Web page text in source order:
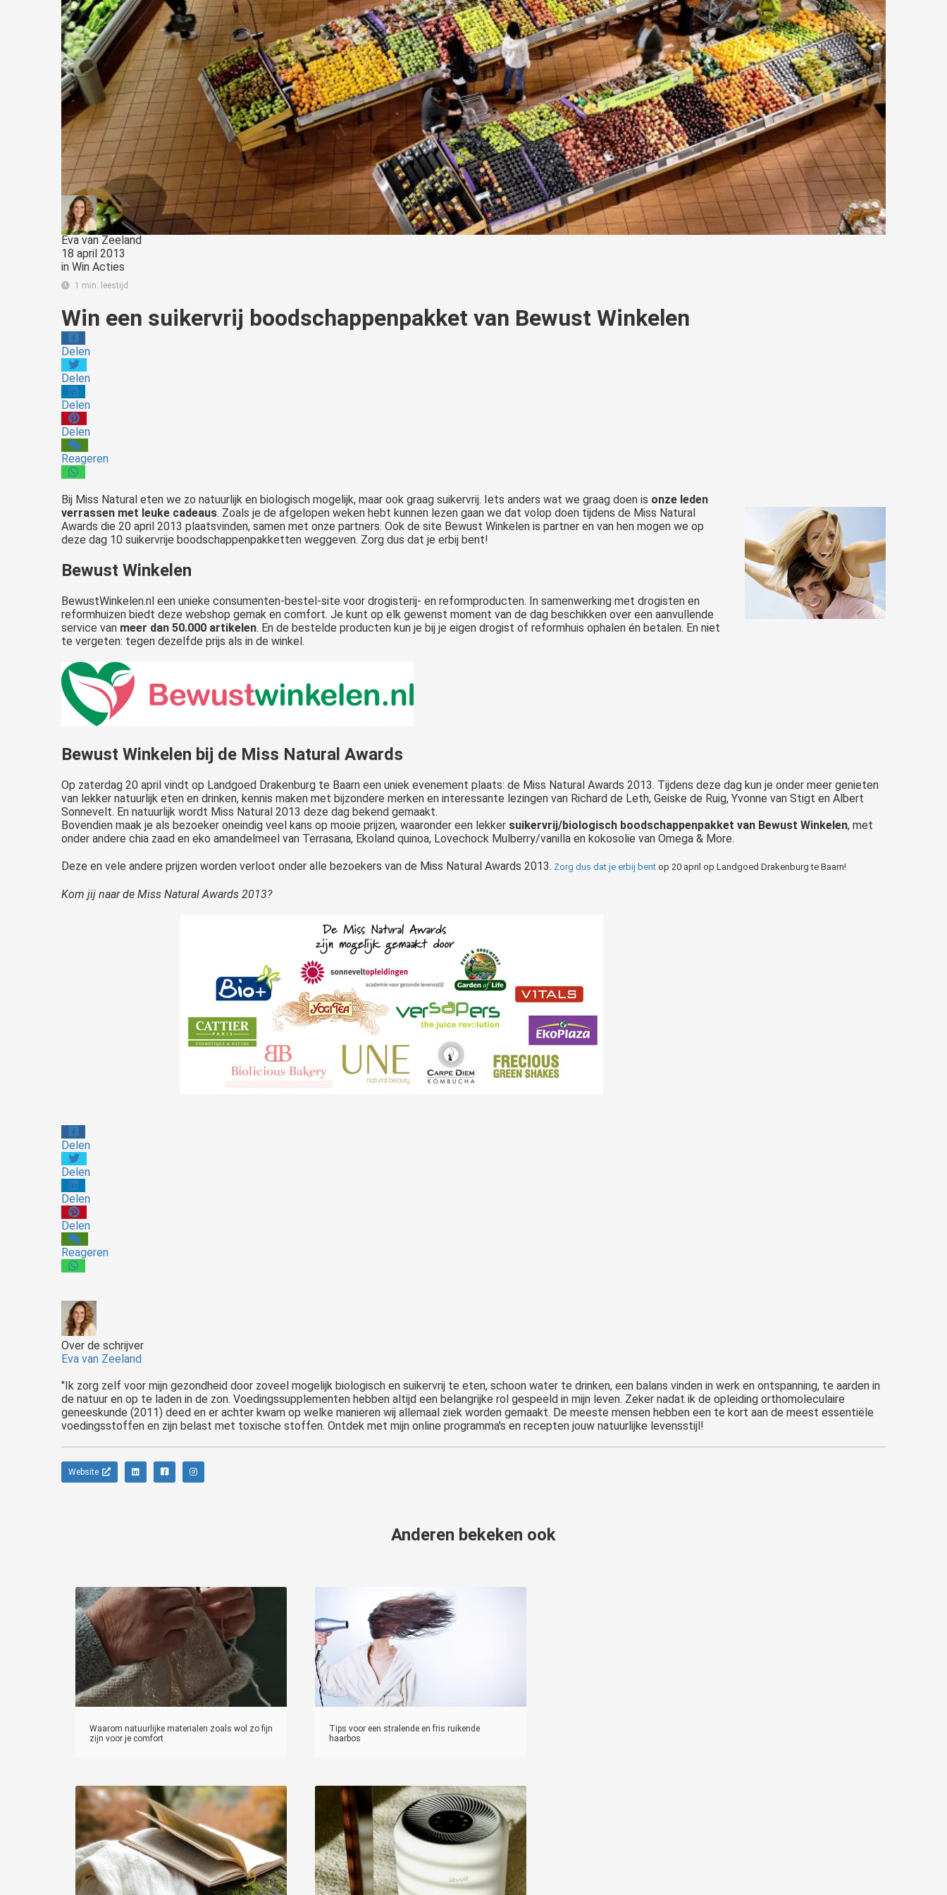
Eva van Zeeland
18 april 2013
in Win Acties
1 min. leestijd
Win een suikervrij boodschappenpakket van Bewust Winkelen
Delen
Delen
Delen
Delen
Reageren
Bij Miss Natural eten we zo natuurlijk en biologisch mogelijk, maar ook graag suikervrij. Iets anders wat we graag doen is onze leden
verrassen met leuke cadeaus. Zoals je de afgelopen weken hebt kunnen lezen gaan we dat volop doen tijdens de Miss Natural
Awards die 20 april 2013 plaatsvinden, samen met onze partners. Ook de site Bewust Winkelen is partner en van hen mogen we op
deze dag 10 suikervrije boodschappenpakketten weggeven. Zorg dus dat je erbij bent!
Bewust Winkelen
BewustWinkelen.nl een unieke consumenten-bestel-site voor drogisterij- en reformproducten. In samenwerking met drogisten en
reformhuizen biedt deze webshop gemak en comfort. Je kunt op elk gewenst moment van de dag beschikken over een aanvullende
service van meer dan 50.000 artikelen. En de bestelde producten kun je bij je eigen drogist of reformhuis ophalen én betalen. En niet
te vergeten: tegen dezelfde prijs als in de winkel.
Bewust Winkelen bij de Miss Natural Awards
Op zaterdag 20 april vindt op Landgoed Drakenburg te Baarn een uniek evenement plaats: de Miss Natural Awards 2013. Tijdens deze dag kun je onder meer genieten
van lekker natuurlijk eten en drinken, kennis maken met bijzondere merken en interessante lezingen van Richard de Leth, Geiske de Ruig, Yvonne van Stigt en Albert
Sonnevelt. En natuurlijk wordt Miss Natural 2013 deze dag bekend gemaakt.
Bovendien maak je als bezoeker oneindig veel kans op mooie prijzen, waaronder een lekker suikervrij/biologisch boodschappenpakket van Bewust Winkelen, met
onder andere chia zaad en eko amandelmeel van Terrasana, Ekoland quinoa, Lovechock Mulberry/vanilla en kokosolie van Omega & More.
Deze en vele andere prijzen worden verloot onder alle bezoekers van de Miss Natural Awards 2013. Zorg dus dat je erbij bent op 20 april op Landgoed Drakenburg te Baarn!
Kom jij naar de Miss Natural Awards 2013?
Delen
Delen
Delen
Delen
Reageren
Over de schrijver
Eva van Zeeland
"Ik zorg zelf voor mijn gezondheid door zoveel mogelijk biologisch en suikervrij te eten, schoon water te drinken, een balans vinden in werk en ontspanning, te aarden in
de natuur en op te laden in de zon. Voedingssupplementen hebben altijd een belangrijke rol gespeeld in mijn leven. Zeker nadat ik de opleiding orthomoleculaire
geneeskunde (2011) deed en er achter kwam op welke manieren wij allemaal ziek worden gemaakt. De meeste mensen hebben een te kort aan de meest essentiële
voedingsstoffen en zijn belast met toxische stoffen. Ontdek met mijn online programma's en recepten jouw natuurlijke levensstijl!
Website
Anderen bekeken ook
Waarom natuurlijke materialen zoals wol zo fijn
zijn voor je comfort
Tips voor een stralende en fris ruikende
haarbos